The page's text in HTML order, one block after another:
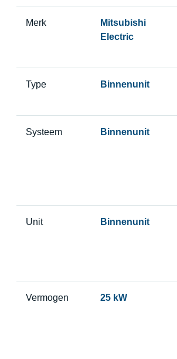
Merk
Mitsubishi
Electric
Type Binnenunit
Systeem Binnenunit
Unit Binnenunit
Vermogen 25 kW